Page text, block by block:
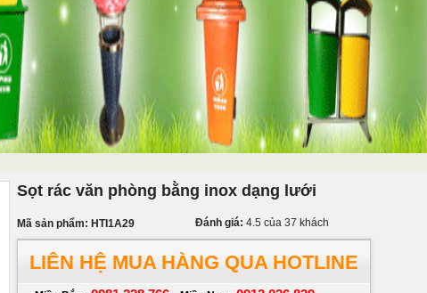
Sọt rác văn phòng bằng inox dạng lưới
Mã sản phẩm: HTI1A29 Đánh giá: 4.5 của 37 khách
LIÊN HỆ MUA HÀNG QUA HOTLINE